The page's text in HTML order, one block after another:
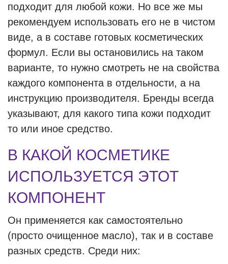
подходит для любой кожи. Но все же мы
рекомендуем использовать его не в чистом
виде, а в составе готовых косметических
формул. Если вы остановились на таком
варианте, то нужно смотреть не на свойства
каждого компонента в отдельности, а на
инструкцию производителя. Бренды всегда
указывают, для какого типа кожи подходит
то или иное средство.
В КАКОЙ КОСМЕТИКЕ
ИСПОЛЬЗУЕТСЯ ЭТОТ
КОМПОНЕНТ
Он применяется как самостоятельно
(просто очищенное масло), так и в составе
разных средств. Среди них: